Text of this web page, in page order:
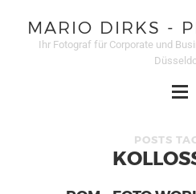
MARIO DIRKS -
Ihr Fotograf für Corporate und
POSTS